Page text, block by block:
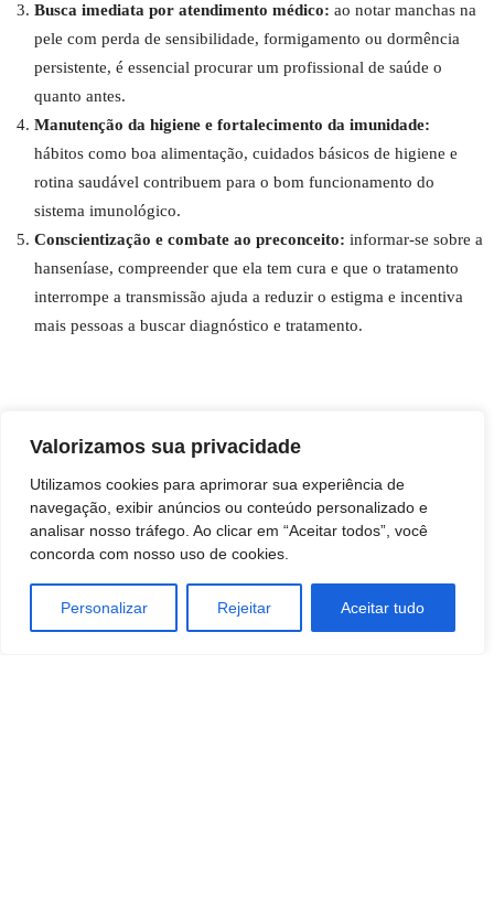
Valorizamos sua privacidade
Utilizamos cookies para aprimorar sua experiência de
navegação, exibir anúncios ou conteúdo personalizado e
analisar nosso tráfego. Ao clicar em “Aceitar todos”, você
concorda com nosso uso de cookies.
Personalizar Rejeitar Aceitar tudo
Busca imediata por atendimento médico: ao notar manchas na
pele com perda de sensibilidade, formigamento ou dormência
persistente, é essencial procurar um profissional de saúde o
quanto antes.
Manutenção da higiene e fortalecimento da imunidade:
hábitos como boa alimentação, cuidados básicos de higiene e
rotina saudável contribuem para o bom funcionamento do
sistema imunológico.
Conscientização e combate ao preconceito: informar-se sobre a
hanseníase, compreender que ela tem cura e que o tratamento
interrompe a transmissão ajuda a reduzir o estigma e incentiva
mais pessoas a buscar diagnóstico e tratamento.